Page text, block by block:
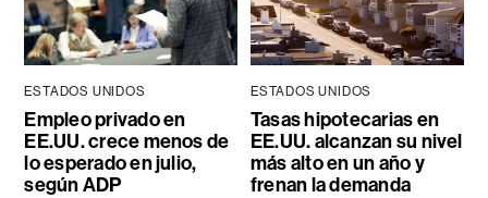
ESTADOS UNIDOS
Empleo privado en
EE.UU. crece menos de
lo esperado en julio,
según ADP
ESTADOS UNIDOS
Tasas hipotecarias en
EE.UU. alcanzan su nivel
más alto en un año y
frenan la demanda